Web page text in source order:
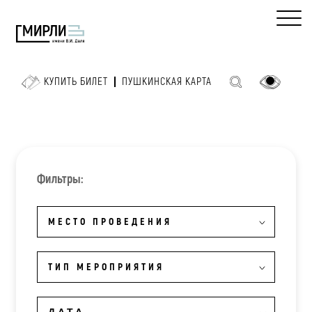
КУПИТЬ БИЛЕТ ПУШКИНСКАЯ КАРТА
Фильтры:
МЕСТО ПРОВЕДЕНИЯ
ТИП МЕРОПРИЯТИЯ